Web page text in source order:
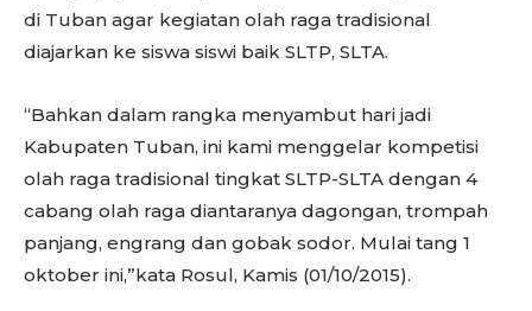
di Tuban agar kegiatan olah raga tradisional
diajarkan ke siswa siswi baik SLTP, SLTA.
“Bahkan dalam rangka menyambut hari jadi
Kabupaten Tuban, ini kami menggelar kompetisi
olah raga tradisional tingkat SLTP-SLTA dengan 4
cabang olah raga diantaranya dagongan, trompah
panjang, engrang dan gobak sodor. Mulai tang 1
oktober ini,”kata Rosul, Kamis (01/10/2015).